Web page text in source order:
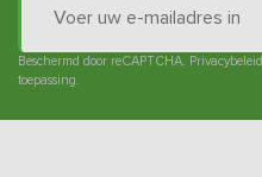
Beschermd door reCAPTCHA. Privacybeleid
toepassing.